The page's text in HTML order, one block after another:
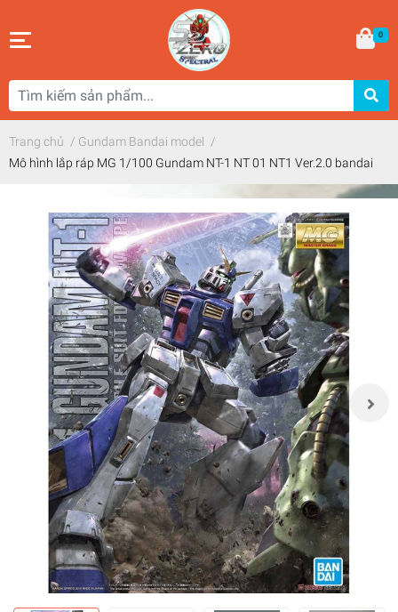
0
Trang chủ / Gundam Bandai model /
Mô hình lắp ráp MG 1/100 Gundam NT-1 NT 01 NT1 Ver.2.0 bandai